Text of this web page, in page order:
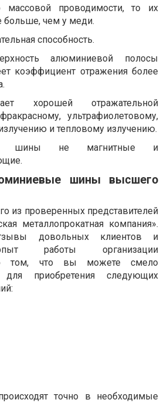
массовой проводимости, то их
больше, чем у меди.
способность.
алюминиевой полосы
коэффициент отражения более
хорошей отражательной
ультрафиолетовому,
и тепловому излучению.
шины не магнитные и
шины высшего
из проверенных представителей
металлопрокатная компания».
довольных клиентов и
работы организации
о том, что вы можете смело
приобретения следующих
точно в необходимые